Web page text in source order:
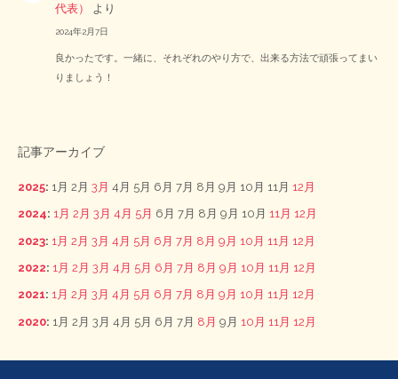
代表）
より
2024年2月7日
良かったです。一緒に、それぞれのやり方で、出来る方法で頑張ってまい
りましょう！
記事アーカイブ
2025: 1月 2月 3月 4月 5月 6月 7月 8月 9月 10月 11月 12月
2024: 1月 2月 3月 4月 5月 6月 7月 8月 9月 10月 11月 12月
2023: 1月 2月 3月 4月 5月 6月 7月 8月 9月 10月 11月 12月
2022: 1月 2月 3月 4月 5月 6月 7月 8月 9月 10月 11月 12月
2021: 1月 2月 3月 4月 5月 6月 7月 8月 9月 10月 11月 12月
2020: 1月 2月 3月 4月 5月 6月 7月 8月 9月 10月 11月 12月